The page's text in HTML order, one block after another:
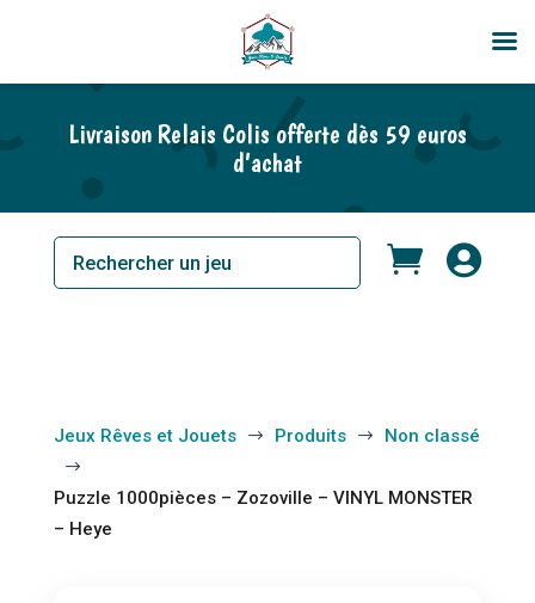
Livraison Relais Colis offerte dès 59 euros
d’achat
 
Jeux Rêves et Jouets $ Produits $ Non classé
$
Puzzle 1000pièces – Zozoville – VINYL MONSTER
– Heye